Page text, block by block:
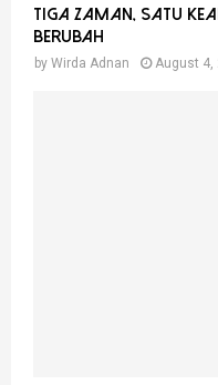
Tiga Zaman, Satu
Berubah
by Wirda Adnan August 4,